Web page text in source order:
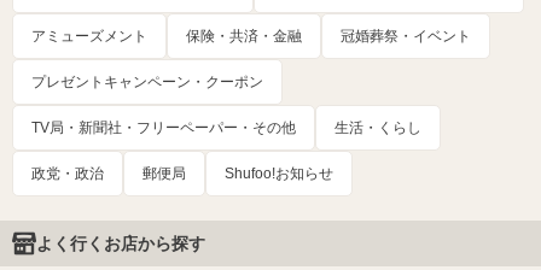
アミューズメント 保険・共済・金融 冠婚葬祭・イベント
プレゼントキャンペーン・クーポン
TV局・新聞社・フリーペーパー・その他 生活・くらし
政党・政治 郵便局 Shufoo!お知らせ
よく行くお店から探す